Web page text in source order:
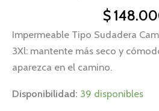
$
Impermeable Tipo Sudadera
3Xl: mantente más seco y
aparezca en el camino.
Disponibilidad: 39 disponibles